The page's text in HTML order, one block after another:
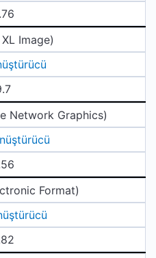
Image)
Network Graphics)
Format)